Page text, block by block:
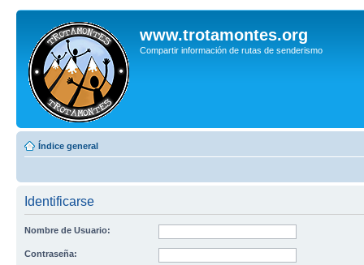
www.trotamontes.org
Compartir información de rutas de senderismo
Índice general
Identificarse
Nombre de Usuario:
Contraseña: